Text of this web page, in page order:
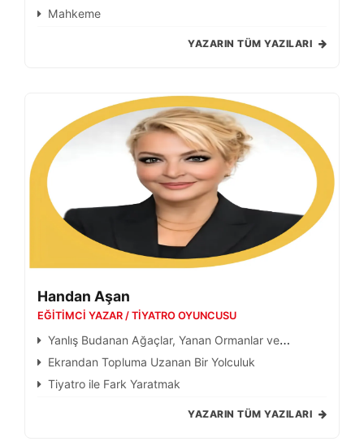
Mahkeme
YAZARIN TÜM YAZILARI
Handan Aşan
EĞITIMCI YAZAR / TIYATRO OYUNCUSU
Yanlış Budanan Ağaçlar, Yanan Ormanlar ve
Kaybolan Nesiller
Ekrandan Topluma Uzanan Bir Yolculuk
Tiyatro ile Fark Yaratmak
YAZARIN TÜM YAZILARI